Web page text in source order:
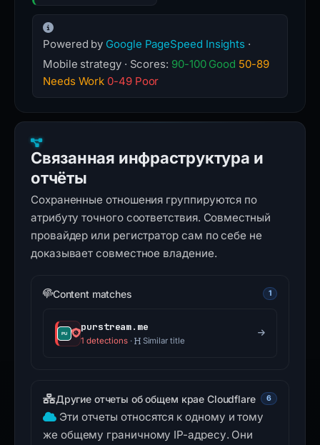
Powered by Google PageSpeed Insights ·
Mobile strategy · Scores: 90-100 Good 50-89
Needs Work 0-49 Poor
Связанная инфраструктура и
отчёты
Сохраненные отношения группируются по
атрибуту точного соответствия. Совместный
провайдер или регистратор сам по себе не
доказывает совместное владение.
Content matches 1
purstream.me
1 detections · Similar title
Другие отчеты об общем крае Cloudflare 6
Эти отчеты относятся к одному и тому
же общему граничному IP-адресу. Они